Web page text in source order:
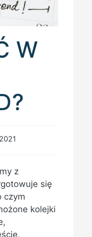
W
z
się
czym
kolejki